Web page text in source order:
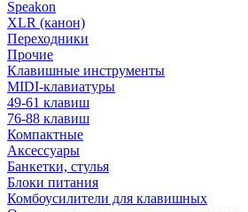
Speakon
XLR (канон)
Переходники
Прочие
Клавишные инструменты
MIDI-клавиатуры
49-61 клавиш
76-88 клавиш
Компактные
Аксессуары
Банкетки, стулья
Блоки питания
Комбоусилители для клавишных